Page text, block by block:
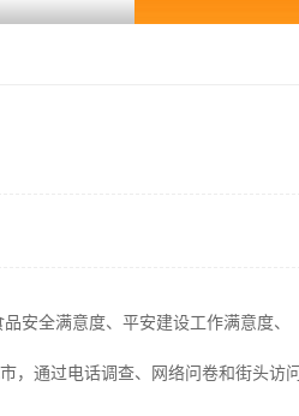
品安全满意度、平安建设工作满意度、
，通过电话调查、网络问卷和街头访问